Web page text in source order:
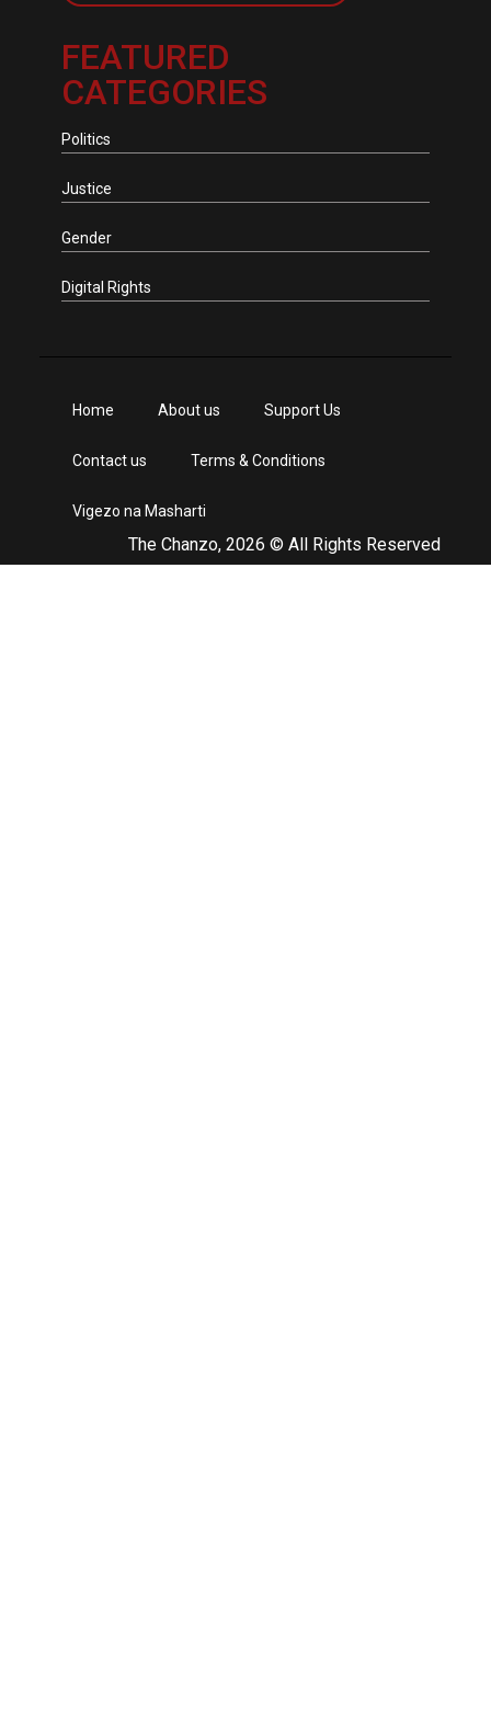
FEATURED
CATEGORIES
Politics
Justice
Gender
Digital Rights
The Chanzo, 2026 © All Rights Reserved
Home About us Support Us
Contact us Terms & Conditions
Vigezo na Masharti